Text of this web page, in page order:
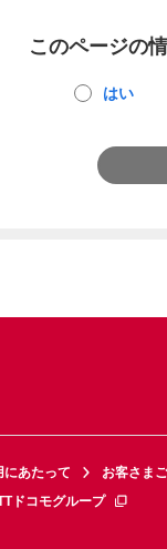
このページの
はい
にあたって お客さま
ドコモグループ